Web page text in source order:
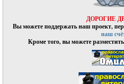
ДОРОГИЕ
Вы можете поддержать наш проект,
наш
Кроме того, вы можете